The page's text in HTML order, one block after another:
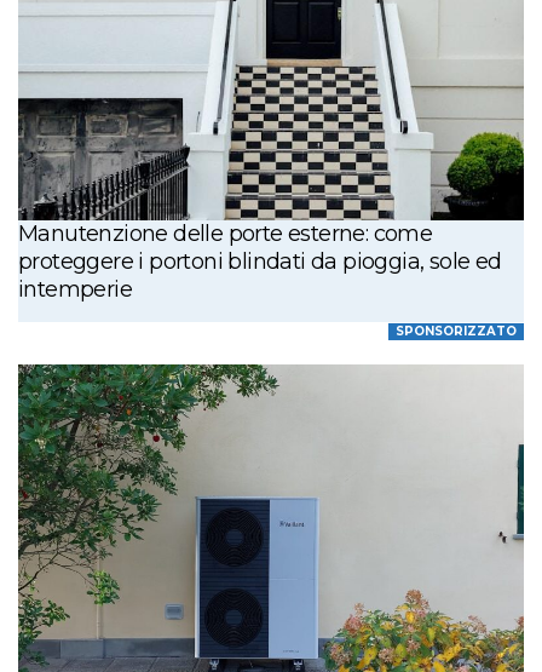
Manutenzione delle porte esterne: come
proteggere i portoni blindati da pioggia, sole ed
intemperie
SPONSORIZZATO